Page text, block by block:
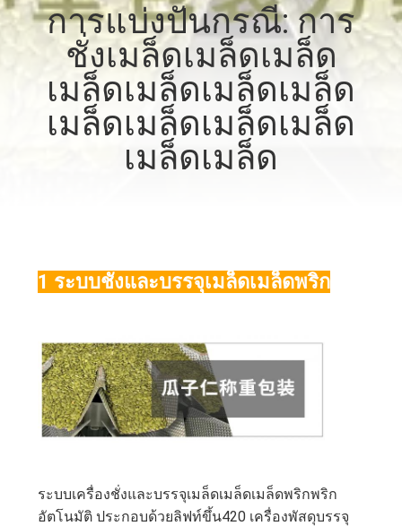
ทัวร์
โรงงาน
ติดต่อ
ข่าว
ต่างๆ
การแบ่งปันกรณี: การ
ชั่งเมล็ดเมล็ดเมล็ด
เมล็ดเมล็ดเมล็ดเมล็ด
เมล็ดเมล็ดเมล็ดเมล็ด
เมล็ดเมล็ด
1 ระบบชั่งและบรรจุเมล็ดเมล็ดพริก
ระบบเครื่องชั่งและบรรจุเมล็ดเมล็ดเมล็ดพริกพริก
อัตโนมัติ ประกอบด้วยลิฟท์ขึ้น420 เครื่องพัสดุบรรจุ